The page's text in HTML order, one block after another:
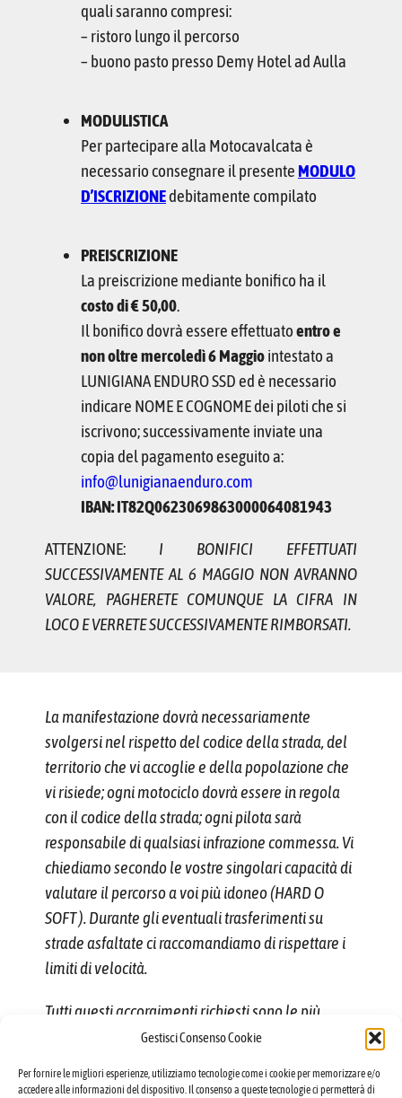
Gestisci Consenso Cookie
Per fornire le migliori esperienze, utilizziamo tecnologie come i cookie per memorizzare e/o
accedere alle informazioni del dispositivo. Il consenso a queste tecnologie ci permetterà di
quali saranno compresi:
– ristoro lungo il percorso
– buono pasto presso Demy Hotel ad Aulla
MODULISTICA
Per partecipare alla Motocavalcata è
necessario consegnare il presente MODULO
D’ISCRIZIONEdebitamente compilato
PREISCRIZIONE
La preiscrizione mediante bonifico ha il
costo di € 50,00.
Il bonifico dovrà essere effettuatoentro e
non oltre mercoledì 6 Maggiointestato a
LUNIGIANA ENDURO SSD ed è necessario
indicare NOME E COGNOME dei piloti che si
iscrivono; successivamente inviate una
copia del pagamento eseguito a:
info@lunigianaenduro.com
IBAN:IT82Q0623069863000064081943
ATTENZIONE: I BONIFICI EFFETTUATI
SUCCESSIVAMENTE AL 6 MAGGIO NON AVRANNO
VALORE, PAGHERETE COMUNQUE LA CIFRA IN
LOCO E VERRETE SUCCESSIVAMENTE RIMBORSATI.
La manifestazione dovrà necessariamente
svolgersi nel rispetto del codice della strada, del
territorio che vi accoglie e della popolazione che
vi risiede; ogni motociclo dovrà essere in regola
con il codice della strada; ogni pilota sarà
responsabile di qualsiasi infrazione commessa. Vi
chiediamo secondo le vostre singolari capacità di
valutare il percorso a voi più idoneo (HARD O
SOFT ).Durante gli eventuali trasferimenti su
strade asfaltate ci raccomandiamo di rispettare i
limiti di velocità.
Tutti questi accorgimenti richiesti sono le più
basilari regole di civiltà, che grazie alla vostra
eventi futuri.